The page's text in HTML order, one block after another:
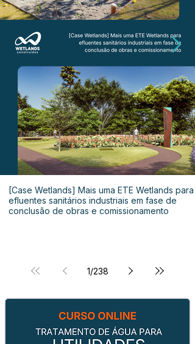
[Case Wetlands] Mais uma ETE Wetlands para
efluentes sanitários industriais em fase de
conclusão de obras e comissionamento
1/238